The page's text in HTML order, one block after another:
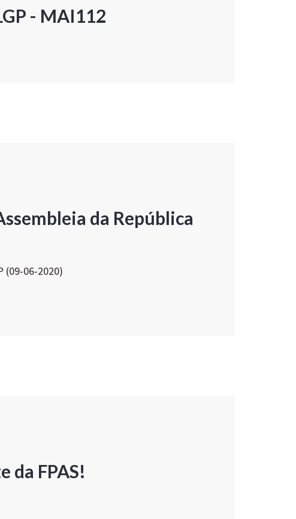
- MAI112
da República
(09-06-2020)
da FPAS!